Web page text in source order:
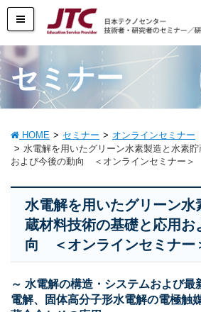
セミナー
HOME セミナー
オンラインセミナー
水電解を用いたグリーン水素製造と水素
および今後の動向 ＜オンラインセミナー＞
水電解を用いたグリーン水
蔵材料技術の基礎と応用お
向 ＜オンラインセミナー
～ 水電解の構造・システムおよび最
電解、固体高分子形水電解の電極触